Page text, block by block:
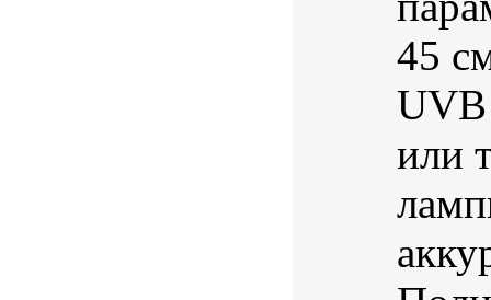
45
UVB
или